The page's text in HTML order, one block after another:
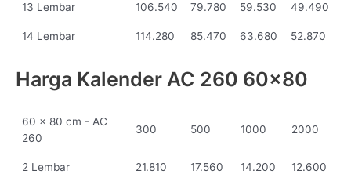
13 Lembar 106.540 79.780 59.530 49.490
14 Lembar 114.280 85.470 63.680 52.870
Harga Kalender AC 260 60x80
60 x 80 cm - AC
260
300 500 1000 2000
2 Lembar 21.810 17.560 14.200 12.600